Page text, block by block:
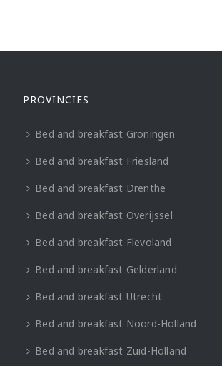
PROVINCIES
Bed and breakfast Groningen
Bed and breakfast Friesland
Bed and breakfast Drenthe
Bed and breakfast Overijssel
Bed and breakfast Flevoland
Bed and breakfast Gelderland
Bed and breakfast Utrecht
Bed and breakfast Noord-Holland
Bed and breakfast Zuid-Holland